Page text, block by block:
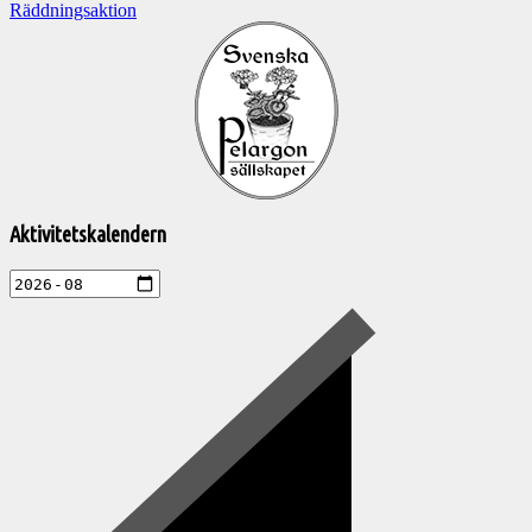
Räddningsaktion
Pelargonsällskapets
Aktivitetskalendern